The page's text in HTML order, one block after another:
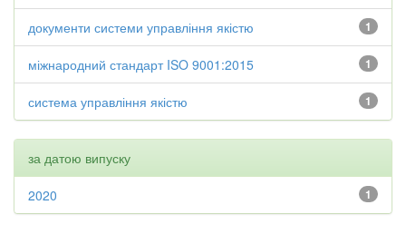
1
документи системи управління якістю
1
міжнародний стандарт ISO 9001:2015
1
система управління якістю
за датою випуску
1
2020